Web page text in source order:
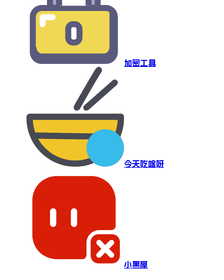
加密工具
今天吃啥呀
小黑屋